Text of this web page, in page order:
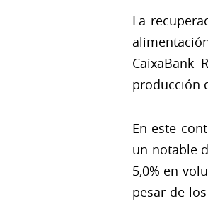
La
CaixaBank
producción
En este
un notable
5,0% en
pesar de